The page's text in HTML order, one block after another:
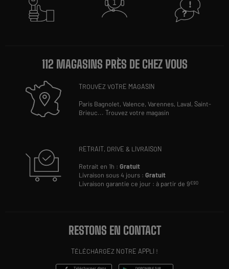
112 MAGASINS PRÈS DE CHEZ VOUS
TROUVEZ VOTRE MAGASIN
Paris Bagnolet,Valence,Varennes, Laval,Saint-
Brieuc...Trouvez votre magasin
RETRAIT, DRIVE & LIVRAISON
Retrait en 1h :Gratuit
Livraison sous 4 jours :Gratuit
Livraison garantie ce jour : à partir de 9€90
RESTONS EN CONTACT
TÉLÉCHARGEZ NOTRE APPLI !